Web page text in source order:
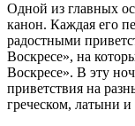
Одной из главных
канон. Каждая его
радостными
Воскресе», на
Воскресе». В эту
приветствия на
греческом, латыни и